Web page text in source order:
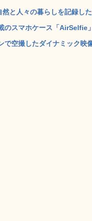
と人々の暮らしを記録し
のスマホケース「AirSelfie
で空撮したダイナミック